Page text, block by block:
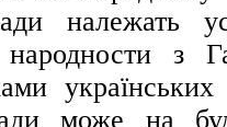
належать
народности
може на